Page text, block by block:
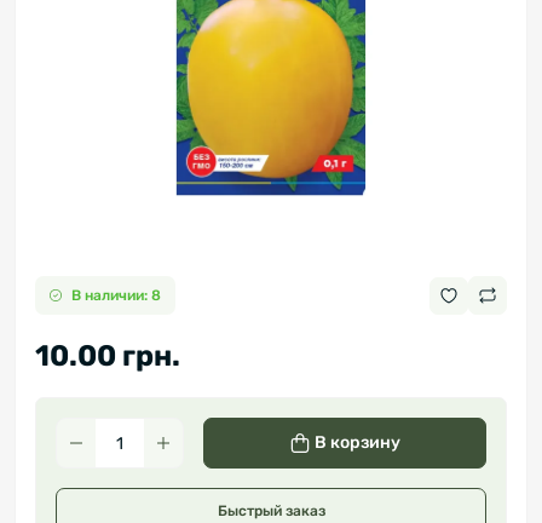
В наличии: 8
10.00 грн.
В корзину
Быстрый заказ